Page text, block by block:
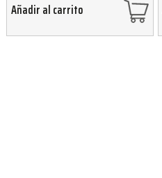
Añadir al carrito